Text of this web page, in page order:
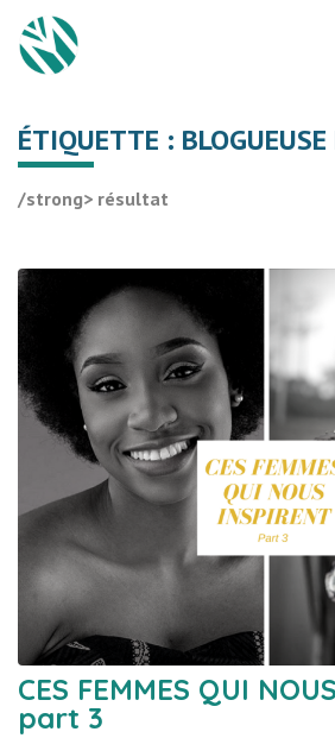
ÉTIQUETTE :
/strong> résultat
CES FEMMES QUI
part 3